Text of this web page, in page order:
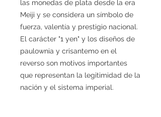
las monedas de plata desde la era
Meiji y se considera un símbolo de
fuerza, valentía y prestigio nacional.
El carácter "1 yen" y los diseños de
paulownia y crisantemo en el
reverso son motivos importantes
que representan la legitimidad de la
nación y el sistema imperial.